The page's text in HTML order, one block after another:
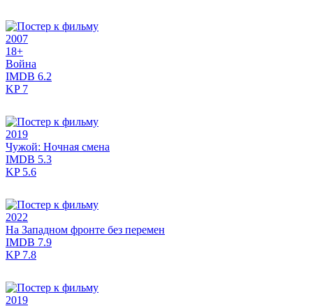
2007
18+
Война
IMDB 6.2
KP7
2019
Чужой: Ночная смена
IMDB 5.3
KP5.6
2022
На Западном фронте без перемен
IMDB 7.9
KP7.8
2019